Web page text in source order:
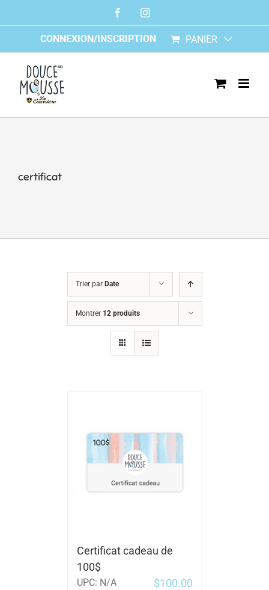
FacebookInstagram
CONNEXION/INSCRIPTION PANIER
certificat
Trier par Date
Montrer 12 produits
Certificat cadeau de
100$
UPC: N/A $100.00